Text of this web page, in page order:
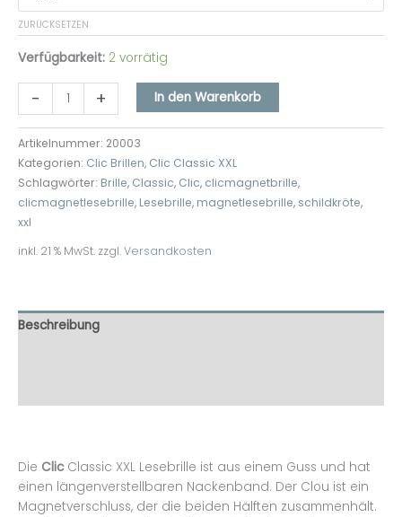
ZURÜCKSETZEN
Verfügbarkeit: 2 vorrätig
- + In den Warenkorb
Artikelnummer: 20003
Kategorien: Clic Brillen, Clic Classic XXL
Schlagwörter: Brille, Classic, Clic, clicmagnetbrille,
clicmagnetlesebrille, Lesebrille, magnetlesebrille, schildkröte,
xxl
inkl. 21 % MwSt. zzgl.Versandkosten
Beschreibung
Die ClicClassic XXL Lesebrille ist aus einem Guss und hat
einen längenverstellbaren Nackenband. Der Clou ist ein
Magnetverschluss, der die beiden Hälften zusammenhält.